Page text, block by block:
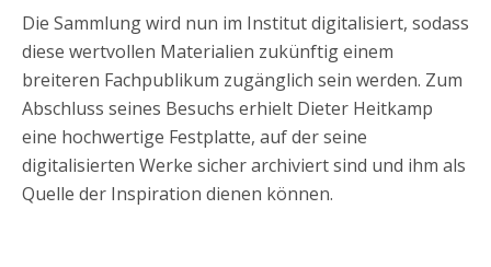
Die Sammlung wird nun im Institut digitalisiert, sodass
diese wertvollen Materialien zukünftig einem
breiteren Fachpublikum zugänglich sein werden. Zum
Abschluss seines Besuchs erhielt Dieter Heitkamp
eine hochwertige Festplatte, auf der seine
digitalisierten Werke sicher archiviert sind und ihm als
Quelle der Inspiration dienen können.